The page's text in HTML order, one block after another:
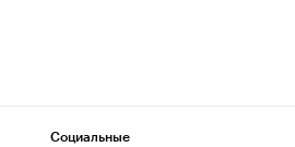
Социальные